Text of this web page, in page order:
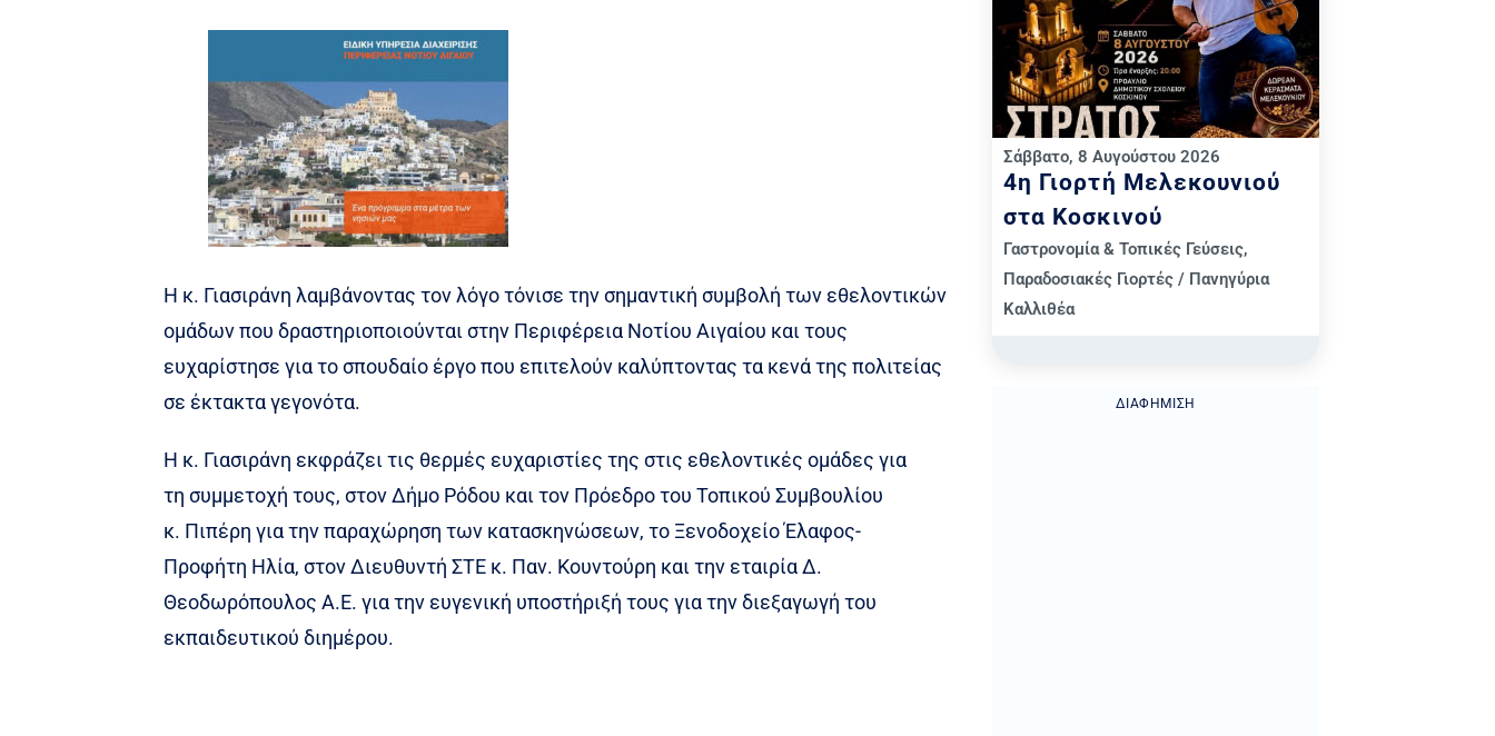
Η κ. Γιασιράνη λαμβάνοντας τον λόγο τόνισε την σημαντική συμβολή των εθελοντικών
ομάδων που δραστηριοποιούνται στην Περιφέρεια Νοτίου Αιγαίου και τους
ευχαρίστησε για το σπουδαίο έργο που επιτελούν καλύπτοντας τα κενά της πολιτείας
σε έκτακτα γεγονότα.
Η κ. Γιασιράνη εκφράζει τις θερμές ευχαριστίες της στις εθελοντικές ομάδες για
τη συμμετοχή τους, στον Δήμο Ρόδου και τον Πρόεδρο του Τοπικού Συμβουλίου
κ. Πιπέρη για την παραχώρηση των κατασκηνώσεων, το Ξενοδοχείο Έλαφος-
Προφήτη Ηλία, στον Διευθυντή ΣΤΕ κ. Παν. Κουντούρη και την εταιρία Δ.
Θεοδωρόπουλος Α.Ε. για την ευγενική υποστήριξή τους για την διεξαγωγή του
εκπαιδευτικού διημέρου.
Σάββατο, 8 Αυγούστου 2026
4η Γιορτή Μελεκουνιού
στα Κοσκινού
Γαστρονομία & Τοπικές Γεύσεις,
Παραδοσιακές Γιορτές / Πανηγύρια
Καλλιθέα
ΔΙΑΦΉΜΙΣΗ